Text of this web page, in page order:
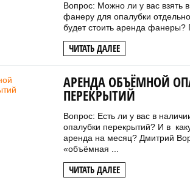
Вопрос: Можно ли у вас взять
фанеру для опалубки
будет стоить аренда
ЧИТАТЬ ДАЛЕЕ
АРЕНДА ОБЪЁМНОЙ
ПЕРЕКРЫТИЙ
Вопрос: Есть ли у вас в
опалубки перекрытий? И в
аренда на месяц? Дмитрий
«объёмная ...
ЧИТАТЬ ДАЛЕЕ